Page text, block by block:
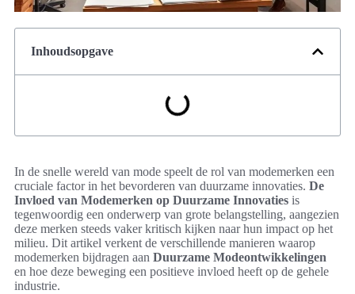
Inhoudsopgave
In de snelle wereld van mode speelt de rol van modemerken een
cruciale factor in het bevorderen van duurzame innovaties. De
Invloed van Modemerken op Duurzame Innovaties is
tegenwoordig een onderwerp van grote belangstelling, aangezien
deze merken steeds vaker kritisch kijken naar hun impact op het
milieu. Dit artikel verkent de verschillende manieren waarop
modemerken bijdragen aan Duurzame Modeontwikkelingen
en hoe deze beweging een positieve invloed heeft op de gehele
industrie.